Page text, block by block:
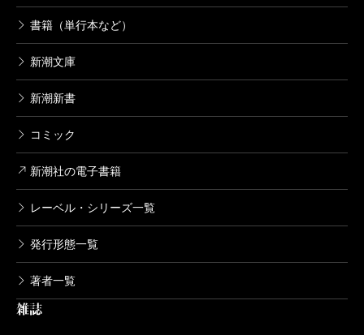
書籍（単行本など）
新潮文庫
新潮新書
コミック
新潮社の電子書籍
レーベル・シリーズ一覧
発行形態一覧
著者一覧
雑誌